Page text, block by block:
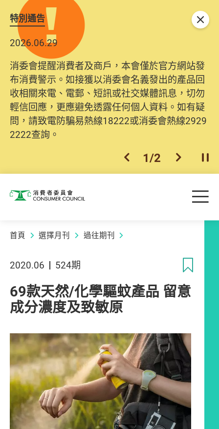
特別通告
2026.06.29
消委會提醒消費者及商戶，本會僅於官方網站發
布消費警示。如接獲以消委會名義發出的產品回
收相關來電、電郵、短訊或社交媒體訊息，切勿
輕信回應，更應避免透露任何個人資料。如有疑
問，請致電防騙易熱線18222或消委會熱線2929
2222查詢。
上一個
1/2 下一個開
關閉
消費者委員會 目
首頁 選擇月刊 過往期刊
2020.06 524期
69款天然/化學驅蚊產品 留意
成分濃度及致敏原